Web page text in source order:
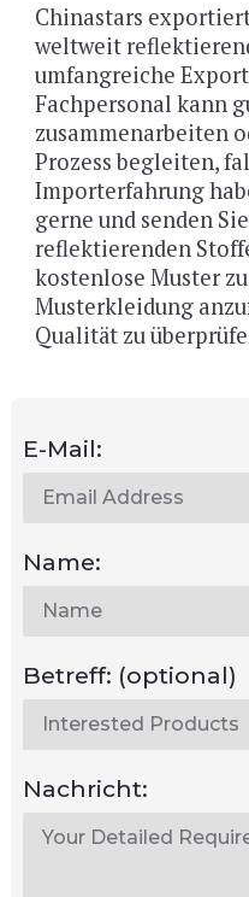
Chinastars
weltweit
umfangreiche
Fachpersonal kann
zusammenarbeiten
Prozess begleiten,
Importerfahrung
gerne und senden
reflektierenden
kostenlose Muster
Musterkleidung
Qualität zu
E-Mail:
Name:
Betreff: (optional)
Nachricht: